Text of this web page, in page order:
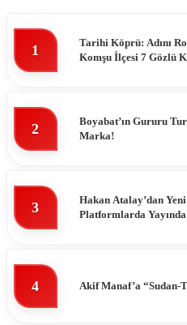
1
Tarihi Köprü: Adını
Komşu İlçesi 7 Gözlü
2
Boyabat’ın Gururu
Marka!
3
Hakan Atalay’dan
Platformlarda Yayında
4 Akif Manaf’a “Sudan-